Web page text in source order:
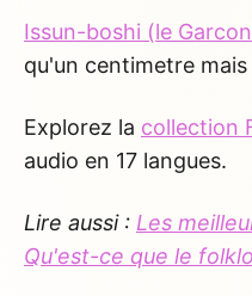
Issun-boshi (le
qu'un centimetre
Explorez la collection
audio en 17 langues.
Lire aussi : Les
Qu'est-ce que le